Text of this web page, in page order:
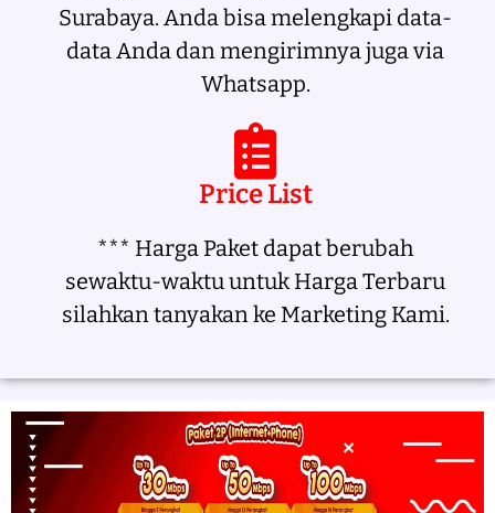
Surabaya. Anda bisa melengkapi data-
data Anda dan mengirimnya juga via
Whatsapp.
Price List
*** Harga Paket dapat berubah
sewaktu-waktu untuk Harga Terbaru
silahkan tanyakan ke Marketing Kami.